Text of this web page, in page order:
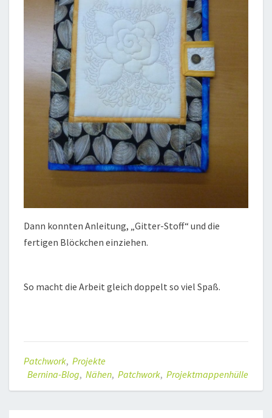
Dann konnten Anleitung, „Gitter-Stoff“ und die
fertigen Blöckchen einziehen.
So macht die Arbeit gleich doppelt so viel Spaß.
Patchwork, Projekte
Bernina-Blog, Nähen, Patchwork, Projektmappenhülle